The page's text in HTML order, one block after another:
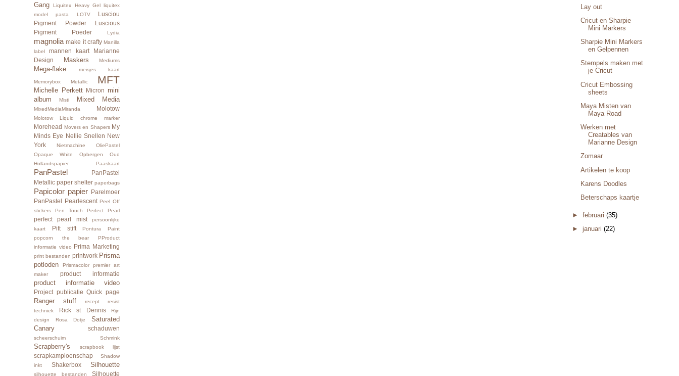
Gang
Liquitex Heavy Gel liquitex
model pasta
LOTV
Lusciou
Pigment Powder
Luscious
Pigment Poeder
Lydia
magnolia make it crafty Manilla
label
mannen kaart
Marianne
Design
Maskers Mediums
Mega-flake meisjes kaart
Memorybox Metallic MFT
Michelle Perkett Micron
mini
album
Misti Mixed Media
MixedMediaMiranda Molotow
Molotow Liquid chrome marker
Morehead Movers en Shapers My
Minds Eye
Nellie Snellen New
York
Nietmachine
OliePastel
Opaque White
Opbergen
Oud
Hollandspapier
Paaskaart
PanPastel
PanPastel
Metallic paper shelter paperbags
Papicolor papier
Parelmoer
PanPastel
Pearlescent Peel Off
stickers
Pen Touch Perfect Pearl
perfect pearl mist
persoonlijke
kaart
Pitt stift
Pontura Paint
popcorn the bear
PProduct
informatie video
Prima Marketing
print bestanden printwork Prisma
potloden
Prismacolor premier art
maker
product informatie
product informatie video
Project publicatie Quick page
Ranger stuff recept
resist
techniek
Rick st Dennis
Rijn
design
Rosa Dotje
Saturated
Canary
schaduwen
scheerschuim Schmink
Scrapberry's scrapbook lijst
scrapkampioenschap
Shadow
inkt
Shakerbox Silhouette
silhouette bestanden Silhouette
Lay out
Cricut en Sharpie
Mini Markers
Sharpie Mini Markers
en Gelpennen
Stempels maken met
je Cricut
Cricut Embossing
sheets
Maya Misten van
Maya Road
Werken met
Creatables van
Marianne Design
Zomaar
Artikelen te koop
Karens Doodles
Beterschaps kaartje
►februari(35)
►januari(22)